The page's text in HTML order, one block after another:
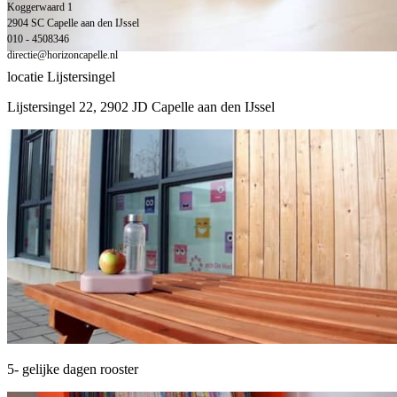
locatie Lijstersingel
Lijstersingel 22, 2902 JD Capelle aan den IJssel
5- gelijke dagen rooster
Koggerwaard 1
2904 SC Capelle aan den IJssel
010 - 4508346
directie@horizoncapelle.nl